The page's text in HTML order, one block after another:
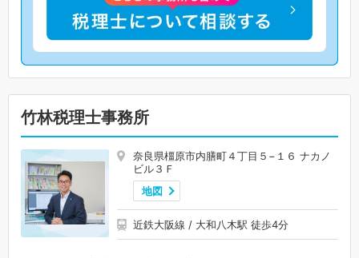
竹林税理士事務所
奈良県橿原市内膳町４丁目５−１６ ナカノ
ビル３Ｆ
地図
近鉄大阪線 / 大和八木駅 徒歩4分